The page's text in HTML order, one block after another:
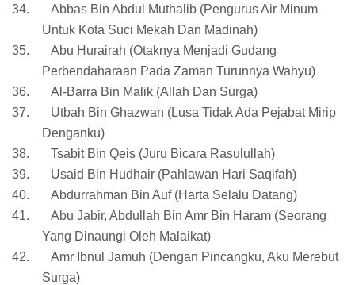
34.
Abbas Bin Abdul Muthalib (Pengurus Air Minum
Untuk Kota Suci Mekah Dan Madinah)
35.
Abu Hurairah (Otaknya Menjadi Gudang
Perbendaharaan Pada Zaman Turunnya Wahyu)
36.
Al-Barra Bin Malik (Allah Dan Surga)
37.
Utbah Bin Ghazwan (Lusa Tidak Ada Pejabat Mirip
Denganku)
38.
Tsabit Bin Qeis (Juru Bicara Rasulullah)
39.
Usaid Bin Hudhair (Pahlawan Hari Saqifah)
40.
Abdurrahman Bin Auf (Harta Selalu Datang)
41.
Abu Jabir, Abdullah Bin Amr Bin Haram (Seorang
Yang Dinaungi Oleh Malaikat)
42.
Amr Ibnul Jamuh (Dengan Pincangku, Aku Merebut
Surga)